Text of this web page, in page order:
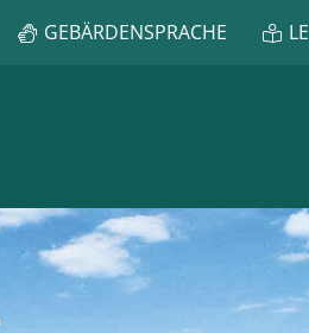
GEBÄRDENSPRACHE